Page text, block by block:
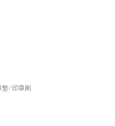
墊/印章刷